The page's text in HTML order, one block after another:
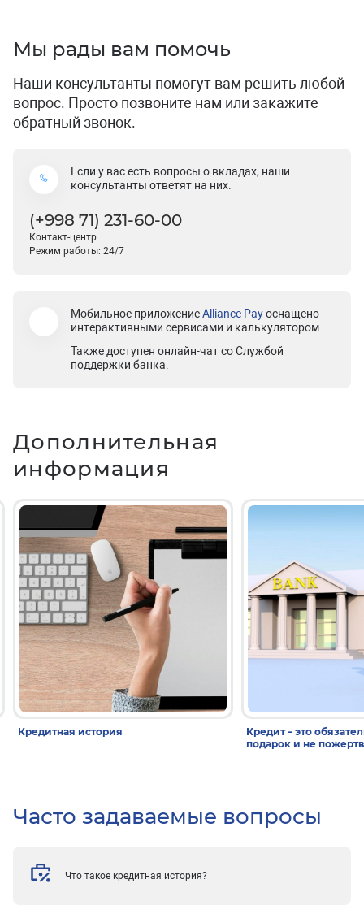
Мы рады вам помочь
Наши консультанты помогут вам решить любой
вопрос. Просто позвоните нам или закажите
обратный звонок.
Если у вас есть вопросы о вкладах, наши
консультанты ответят на них.
(+998 71) 231-60-00
Контакт-центр
Режим работы: 24/7
Мобильное приложениеAlliance Payоснащено
интерактивными сервисами и калькулятором.
Также доступен онлайн-чат со Службой
поддержки банка.
Дополнительная
информация
Кредитная история
Кредит – это
подарок и не
Часто задаваемые вопросы
Что такое кредитная история?